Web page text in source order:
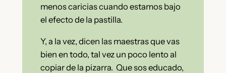
menos caricias cuando estamos bajo
el efecto de la pastilla.
Y, a la vez, dicen las maestras que vas
bien en todo, tal vez un poco lento al
copiar de la pizarra. Que sos educado,